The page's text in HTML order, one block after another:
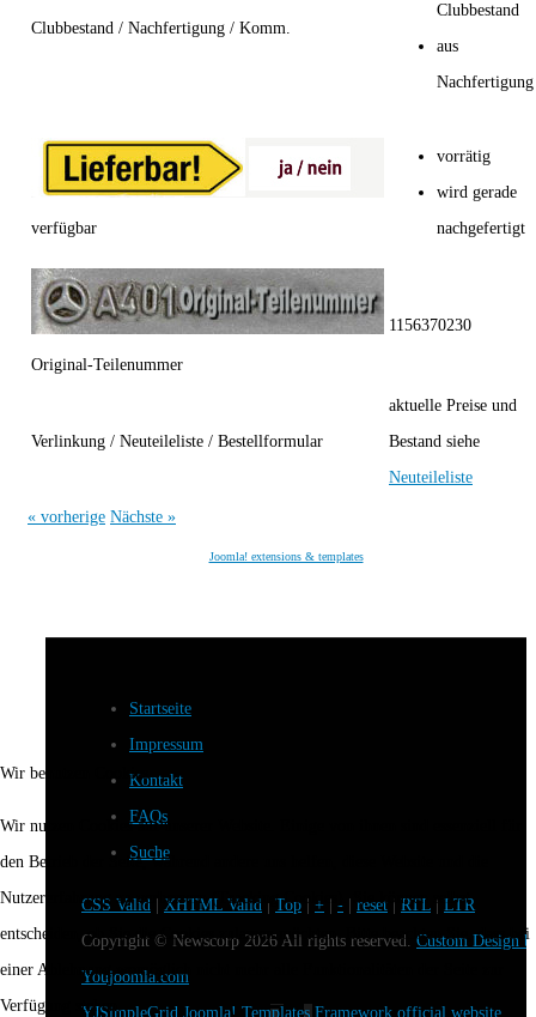
Clubbestand / Nachfertigung / Komm.
Clubbestand
aus
Nachfertigung
verfügbar
vorrätig
wird gerade
nachgefertigt
Original-Teilenummer
1156370230
Verlinkung / Neuteileliste / Bestellformular
aktuelle Preise und
Bestand siehe
Neuteileliste
« vorherige Nächste »
Joomla! extensions & templates
Startseite
Impressum
Kontakt
FAQs
Suche
CSS Valid XHTML Valid | Top | + - reset | RTL | LTR
Copyright © Newscorp 2026 All rights reserved. Custom Design
Youjoomla.com
YJSimpleGrid Joomla! Templates Framework official website
Wir benutzen Cookies
Wir nutzen Cookies auf unserer Website. Einige von ihnen sind essenziell für
den Betrieb der Seite, während andere uns helfen, diese Website und die
Nutzererfahrung zu verbessern (Tracking Cookies). Sie können selbst
entscheiden, ob Sie die Cookies zulassen möchten. Bitte beachten Sie, dass bei
einer Ablehnung womöglich nicht mehr alle Funktionalitäten der Seite zur
Verfügung stehen.